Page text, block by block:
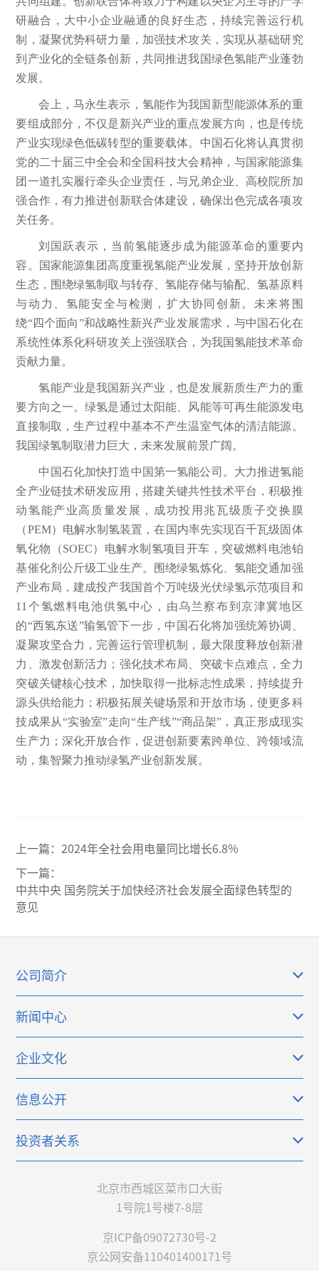
研融合，大中小企业融通的良好生态，持续完善运行机
制，凝聚优势科研力量，加强技术攻关，实现从基础研究
到产业化的全链条创新，共同推进我国绿色氢能产业蓬勃
发展。
会上，马永生表示，氢能作为我国新型能源体系的重
要组成部分，不仅是新兴产业的重点发展方向，也是传统
产业实现绿色低碳转型的重要载体。中国石化将认真贯彻
党的二十届三中全会和全国科技大会精神，与国家能源集
团一道扎实履行牵头企业责任，与兄弟企业、高校院所加
强合作，有力推进创新联合体建设，确保出色完成各项攻
关任务。
刘国跃表示，当前氢能逐步成为能源革命的重要内
容。国家能源集团高度重视氢能产业发展，坚持开放创新
生态，围绕绿氢制取与转存、氢能存储与输配、氢基原料
与动力、氢能安全与检测，扩大协同创新。未来将围
绕“四个面向”和战略性新兴产业发展需求，与中国石化在
系统性体系化科研攻关上强强联合，为我国氢能技术革命
贡献力量。
氢能产业是我国新兴产业，也是发展新质生产力的重
要方向之一。绿氢是通过太阳能、风能等可再生能源发电
直接制取，生产过程中基本不产生温室气体的清洁能源。
我国绿氢制取潜力巨大，未来发展前景广阔。
中国石化加快打造中国第一氢能公司。大力推进氢能
全产业链技术研发应用，搭建关键共性技术平台，积极推
动氢能产业高质量发展，成功投用兆瓦级质子交换膜
（PEM）电解水制氢装置，在国内率先实现百千瓦级固体
氧化物（SOEC）电解水制氢项目开车，突破燃料电池铂
基催化剂公斤级工业生产。围绕绿氢炼化、氢能交通加强
产业布局，建成投产我国首个万吨级光伏绿氢示范项目和
11个氢燃料电池供氢中心，由乌兰察布到京津冀地区
的“西氢东送”输氢管下一步，中国石化将加强统筹协调、
凝聚攻坚合力，完善运行管理机制，最大限度释放创新潜
力、激发创新活力；强化技术布局、突破卡点难点，全力
突破关键核心技术，加快取得一批标志性成果，持续提升
源头供给能力；积极拓展关键场景和开放市场，使更多科
技成果从“实验室”走向“生产线”“商品架”，真正形成现实
生产力；深化开放合作，促进创新要素跨单位、跨领域流
动，集智聚力推动绿氢产业创新发展。
上一篇：2024年全社会用电量同比增长6.8%
下一篇：
中共中央 国务院关于加快经济社会发展全面绿色转型的
意见
北京市西城区菜市口大街
1号院1号楼7-8层
京ICP备09072730号-2
京公网安备110401400171号
公司简介
新闻中心
企业文化
信息公开
投资者关系